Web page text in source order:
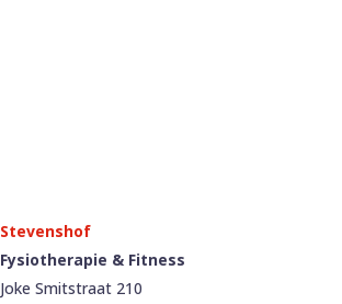
Fysiotherapie & Fitness
Joke Smitstraat 210